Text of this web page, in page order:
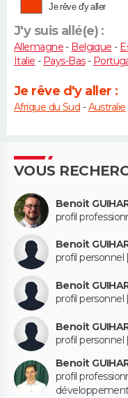
Je rêve d'y aller
J'y suis allé(e) :
Allemagne- Belgique -
Italie - Pays-Bas-
Je rêve d'y aller :
Afrique du Sud -Australie
VOUS
Benoit
profil
Benoit
profil personnel
Benoit
profil personnel
Benoit
profil personnel
Benoit
profil